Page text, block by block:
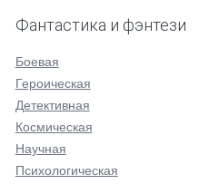
Фантастика и фэнтези
Боевая
Героическая
Детективная
Космическая
Научная
Психологическая